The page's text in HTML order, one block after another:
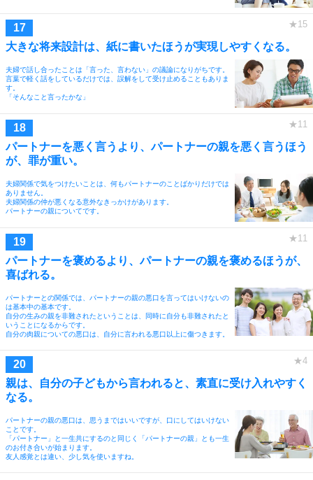
大きな将来設計は、紙に書いたほうが実現しやすくなる。
夫婦で話し合ったことは「言った、言わない」の議論になりがちです。
言葉で軽く話をしているだけでは、誤解をして受け止めることもありま
す。
「そんなこと言ったかな」
パートナーを悪く言うより、パートナーの親を悪く言うほう
が、罪が重い。
夫婦関係で気をつけたいことは、何もパートナーのことばかりだけでは
ありません。
夫婦関係の仲が悪くなる意外なきっかけがあります。
パートナーの親についてです。
パートナーを褒めるより、パートナーの親を褒めるほうが、
喜ばれる。
パートナーとの関係では、パートナーの親の悪口を言ってはいけないの
は基本中の基本です。
自分の生みの親を非難されたということは、同時に自分も非難されたと
いうことになるからです。
自分の肉親についての悪口は、自分に言われる悪口以上に傷つきます。
親は、自分の子どもから言われると、素直に受け入れやすく
なる。
パートナーの親の悪口は、思うまではいいですが、口にしてはいけない
ことです。
「パートナー」と一生共にするのと同じく「パートナーの親」とも一生
のお付き合いが始まります。
友人感覚とは違い、少し気を使いますね。